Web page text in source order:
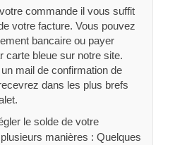
commande il vous suffit
votre facture. Vous pouvez
bancaire ou payer
carte bleue sur notre site.
mail de confirmation de
dans les plus brefs
le solde de votre
manières : Quelques